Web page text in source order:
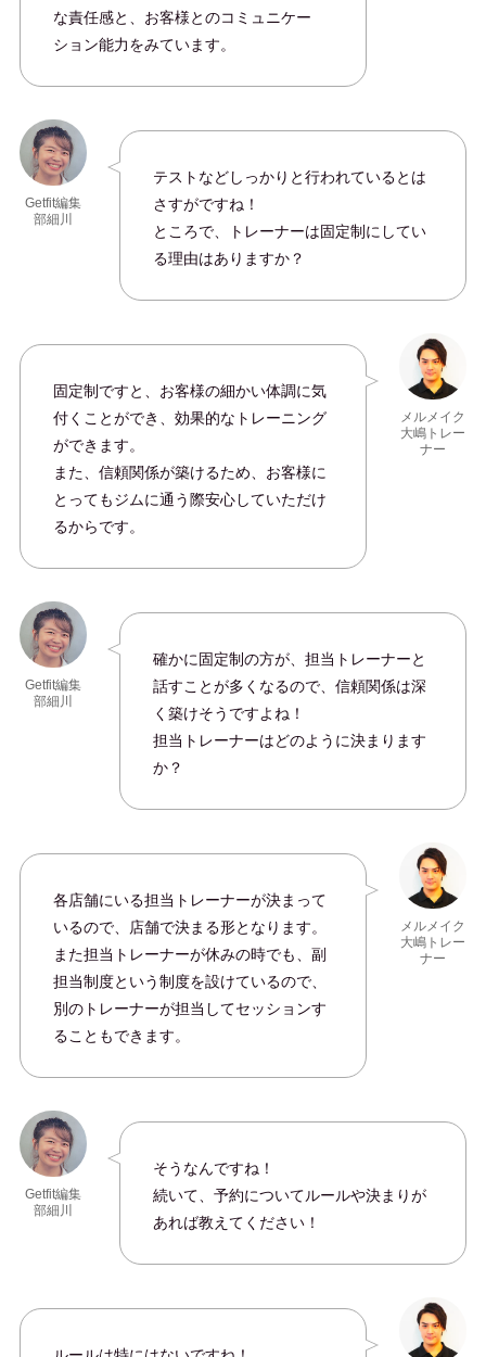
な責任感と、お客様とのコミュニケー
ション能力をみています。
Getfit編集
部細川
テストなどしっかりと行われているとは
さすがですね！
ところで、トレーナーは固定制にしてい
る理由はありますか？
メルメイク
大嶋トレー
ナー
固定制ですと、お客様の細かい体調に気
付くことができ、効果的なトレーニング
ができます。
また、信頼関係が築けるため、お客様に
とってもジムに通う際安心していただけ
るからです。
Getfit編集
部細川
確かに固定制の方が、担当トレーナーと
話すことが多くなるので、信頼関係は深
く築けそうですよね！
担当トレーナーはどのように決まります
か？
メルメイク
大嶋トレー
ナー
各店舗にいる担当トレーナーが決まって
いるので、店舗で決まる形となります。
また担当トレーナーが休みの時でも、副
担当制度という制度を設けているので、
別のトレーナーが担当してセッションす
ることもできます。
Getfit編集
部細川
そうなんですね！
続いて、予約についてルールや決まりが
あれば教えてください！